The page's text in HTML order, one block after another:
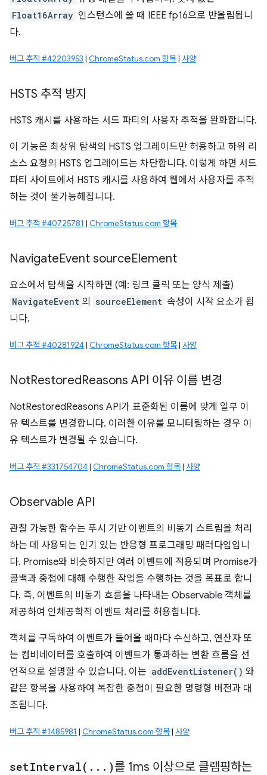
Float16Array 인스턴스에 쓸 때 IEEE fp16으로 반올림됩니
다.
버그 추적 #42203953 | ChromeStatus.com 항목| 사양
HSTS 추적 방지
HSTS 캐시를 사용하는 서드 파티의 사용자 추적을 완화합니다.
이 기능은 최상위 탐색의 HSTS 업그레이드만 허용하고 하위 리
소스 요청의 HSTS 업그레이드는 차단합니다. 이렇게 하면 서드
파티 사이트에서 HSTS 캐시를 사용하여 웹에서 사용자를 추적
하는 것이 불가능해집니다.
버그 추적 #40725781 | ChromeStatus.com 항목
NavigateEvent sourceElement
요소에서 탐색을 시작하면 (예: 링크 클릭 또는 양식 제출)
NavigateEvent 의 sourceElement 속성이 시작 요소가 됩
니다.
버그 추적 #40281924 | ChromeStatus.com 항목| 사양
NotRestoredReasons API 이유 이름 변경
NotRestoredReasons API가 표준화된 이름에 맞게 일부 이
유 텍스트를 변경합니다. 이러한 이유를 모니터링하는 경우 이
유 텍스트가 변경될 수 있습니다.
버그 추적 #331754704 | ChromeStatus.com 항목| 사양
Observable API
관찰 가능한 함수는 푸시 기반 이벤트의 비동기 스트림을 처리
하는 데 사용되는 인기 있는 반응형 프로그래밍 패러다임입니
다. Promise와 비슷하지만 여러 이벤트에 적용되며 Promise가
콜백과 중첩에 대해 수행한 작업을 수행하는 것을 목표로 합니
다. 즉, 이벤트의 비동기 흐름을 나타내는 Observable 객체를
제공하여 인체공학적 이벤트 처리를 허용합니다.
객체를 구독하여 이벤트가 들어올 때마다 수신하고, 연산자 또
는 컴비네이터를 호출하여 이벤트가 통과하는 변환 흐름을 선
언적으로 설명할 수 있습니다. 이는 addEventListener() 와
같은 항목을 사용하여 복잡한 중첩이 필요한 명령형 버전과 대
조됩니다.
버그 추적 #1485981 | ChromeStatus.com 항목| 사양
setInterval( . . . )를 1ms 이상으로 클램핑하는